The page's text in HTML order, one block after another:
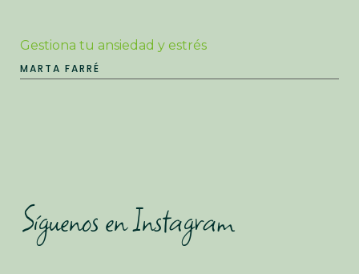
Gestiona tu ansiedad y estrés
MARTA FARRÉ
Síguenos en Instagram